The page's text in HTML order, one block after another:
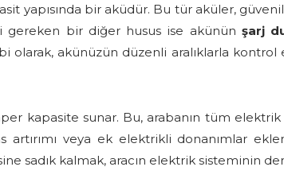
yapısında bir aküdür. Bu tür aküler,
gereken bir diğer husus ise akünün şarj
olarak, akünüzün düzenli aralıklarla kontrol
kapasite sunar. Bu, arabanın tüm
artırımı veya ek elektrikli donanımlar
sadık kalmak, aracın elektrik sisteminin